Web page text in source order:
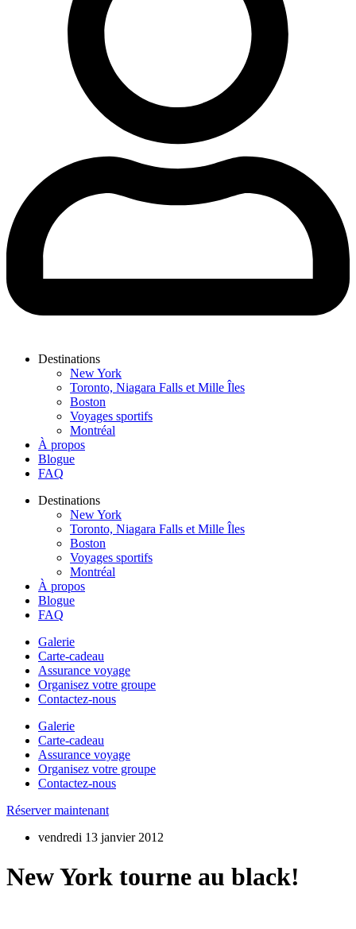
Destinations
New York
Toronto, Niagara Falls et Mille Îles
Boston
Voyages sportifs
Montréal
À propos
Blogue
FAQ
Destinations
New York
Toronto, Niagara Falls et Mille Îles
Boston
Voyages sportifs
Montréal
À propos
Blogue
FAQ
Galerie
Carte-cadeau
Assurance voyage
Organisez votre groupe
Contactez-nous
Galerie
Carte-cadeau
Assurance voyage
Organisez votre groupe
Contactez-nous
Réserver maintenant
vendredi 13 janvier 2012
New York tourne au black!